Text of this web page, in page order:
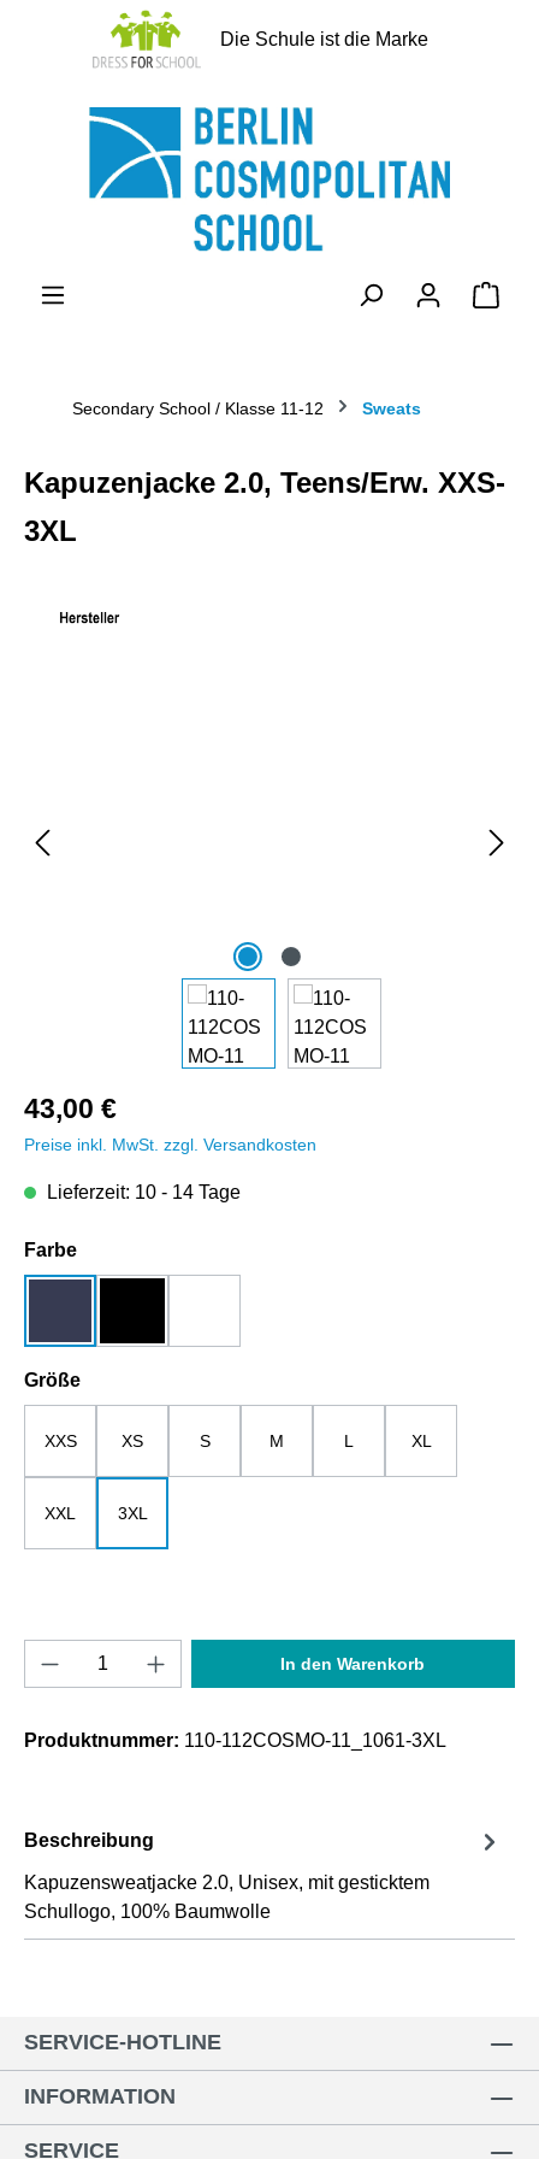
springen
Die Schule ist die Marke
Secondary School / Klasse 11-12 Sweats
Kapuzenjacke 2.0, Teens/Erw. XXS-
3XL
43,00 €
Preise inkl. MwSt. zzgl. Versandkosten
Lieferzeit: 10 - 14 Tage
Farbeauswählen
Größeauswählen
XXS XS S M L XL
XXL 3XL
Produkt Anzahl: Gib den gewünschten
In den Warenkorb
Produktnummer: 110-112COSMO-11_1061-3XL
Beschreibung
Kapuzensweatjacke 2.0, Unisex, mit gesticktem
Schullogo, 100% Baumwolle
SERVICE-HOTLINE
INFORMATION
SERVICE